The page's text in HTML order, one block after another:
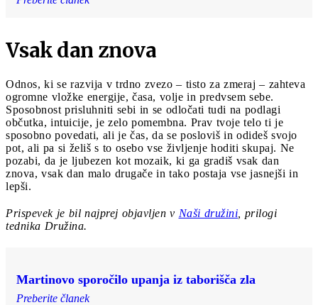
Vsak dan znova
Odnos, ki se razvija v trdno zvezo – tisto za zmeraj – zahteva
ogromne vložke energije, časa, volje in predvsem sebe.
Sposobnost prisluhniti sebi in se odločati tudi na podlagi
občutka, intuicije, je zelo pomembna. Prav tvoje telo ti je
sposobno povedati, ali je čas, da se posloviš in odideš svojo
pot, ali pa si želiš s to osebo vse življenje hoditi skupaj. Ne
pozabi, da je ljubezen kot mozaik, ki ga gradiš vsak dan
znova, vsak dan malo drugače in tako postaja vse jasnejši in
lepši.
Prispevek je bil najprej objavljen v Naši družini , prilogi
tednika Družina.
Martinovo sporočilo upanja iz taborišča zla
Preberite članek